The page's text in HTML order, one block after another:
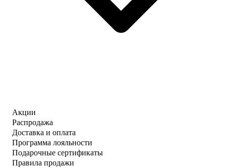
Акции
Распродажа
Доставка и оплата
Программа лояльности
Подарочные сертификаты
Правила продажи